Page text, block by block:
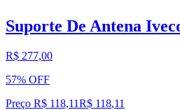
Suporte De Antena
R$ 277,00
57% OFF
Preço R$ 118,11R$ 118,11